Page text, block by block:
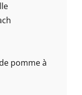
pomme à